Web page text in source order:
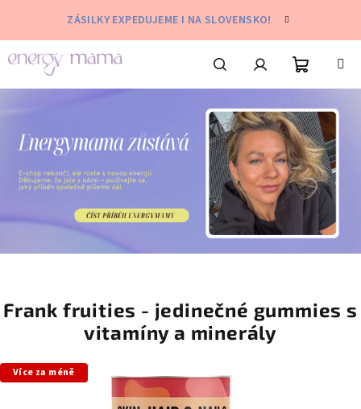
obsah
ZÁSILKY EXPEDUJEME I NA SLOVENSKO!
HledatPřihlášeníNákupní
košík
Frank fruities - jedinečné gummies s
vitamíny a minerály
Více za méně